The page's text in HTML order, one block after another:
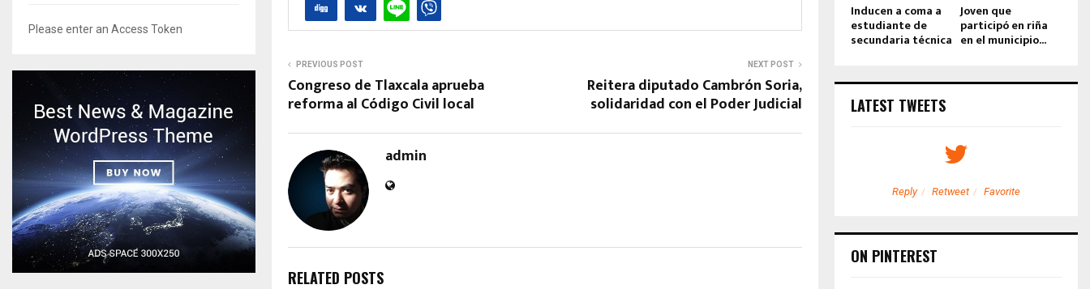
PREVIOUS POST
Congreso de Tlaxcala aprueba
reforma al Código Civil local
NEXT POST
Reitera diputado Cambrón Soria,
solidaridad con el Poder Judicial
admin
RELATED POSTS
Please enter an Access Token
Inducen a coma a
estudiante de
secundaria técnica
Joven que
participó en riña
en el municipio...
LATEST TWEETS
Reply Retweet Favorite
ON PINTEREST